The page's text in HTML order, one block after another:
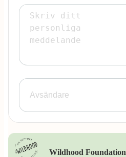
Wildhood Foundation